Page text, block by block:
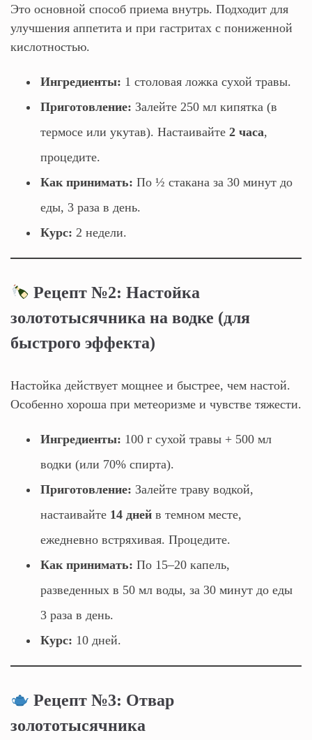
Это основной способ приема внутрь. Подходит для
улучшения аппетита и при гастритах с пониженной
кислотностью.
Ингредиенты: 1 столовая ложка сухой травы.
Приготовление: Залейте 250 мл кипятка (в
термосе или укутав). Настаивайте 2 часа,
процедите.
Как принимать: По ½ стакана за 30 минут до
еды, 3 раза в день.
Курс: 2 недели.
Рецепт №2: Настойка
золототысячника на водке (для
быстрого эффекта)
Настойка действует мощнее и быстрее, чем настой.
Особенно хороша при метеоризме и чувстве тяжести.
Ингредиенты: 100 г сухой травы + 500 мл
водки (или 70% спирта).
Приготовление: Залейте траву водкой,
настаивайте 14 дней в темном месте,
ежедневно встряхивая. Процедите.
Как принимать: По 15–20 капель,
разведенных в 50 мл воды, за 30 минут до еды
3 раза в день.
Курс: 10 дней.
Рецепт №3: Отвар
золототысячника